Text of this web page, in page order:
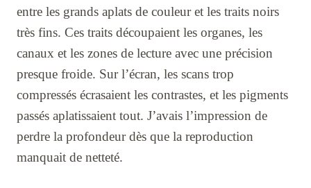
entre les grands aplats de couleur et les traits noirs
très fins. Ces traits découpaient les organes, les
canaux et les zones de lecture avec une précision
presque froide. Sur l’écran, les scans trop
compressés écrasaient les contrastes, et les pigments
passés aplatissaient tout. J’avais l’impression de
perdre la profondeur dès que la reproduction
manquait de netteté.